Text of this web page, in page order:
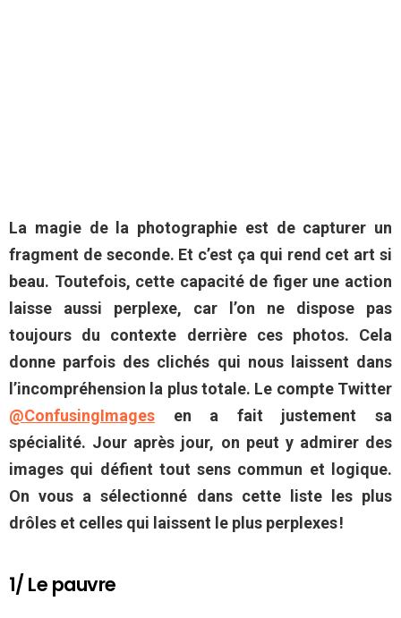
La magie de la photographie est de capturer un
fragment de seconde. Et c’est ça qui rend cet art si
beau. Toutefois, cette capacité de figer une action
laisse aussi perplexe, car l’on ne dispose pas
toujours du contexte derrière ces photos. Cela
donne parfois des clichés qui nous laissent dans
l’incompréhension la plus totale. Le compte Twitter
@ConfusingImages en a fait justement sa
spécialité. Jour après jour, on peut y admirer des
images qui défient tout sens commun et logique.
On vous a sélectionné dans cette liste les plus
drôles et celles qui laissent le plus perplexes !
1/ Le pauvre